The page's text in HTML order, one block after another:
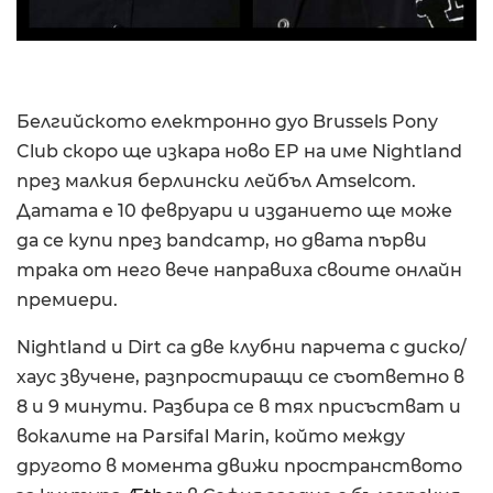
Белгийското електронно дуо Brussels Pony
Club скоро ще изкара ново EP на име Nightland
през малкия берлински лейбъл Amselcom.
Датата е 10 февруари и изданието ще може
да се купи през bandcamp, но двата първи
трака от него вече направиха своите онлайн
премиери.
Nightland и Dirt са две клубни парчета с диско/
хаус звучене, разпростиращи се съответно в
8 и 9 минути. Разбира се в тях присъстват и
вокалите на Parsifal Marin, който между
другото в момента движи пространството